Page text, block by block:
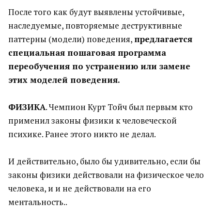
После того как будут выявлены устойчивые,
наследуемые, повторяемые деструктивные
паттерны (модели) поведения, предлагается
специальная пошаговая программа
переобучения по устранению или замене
этих моделей поведения.
ФИЗИКА. Чемпион Курт Тойч был первым кто
применил законы физики к человеческой
психике. Ранее этого никто не делал.
И действительно, было бы удивительно, если бы
законы физики действовали на физическое чело
человека, и и не действовали на его
ментальность..